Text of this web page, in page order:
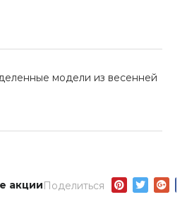
модели из весенней
акцииПоделиться